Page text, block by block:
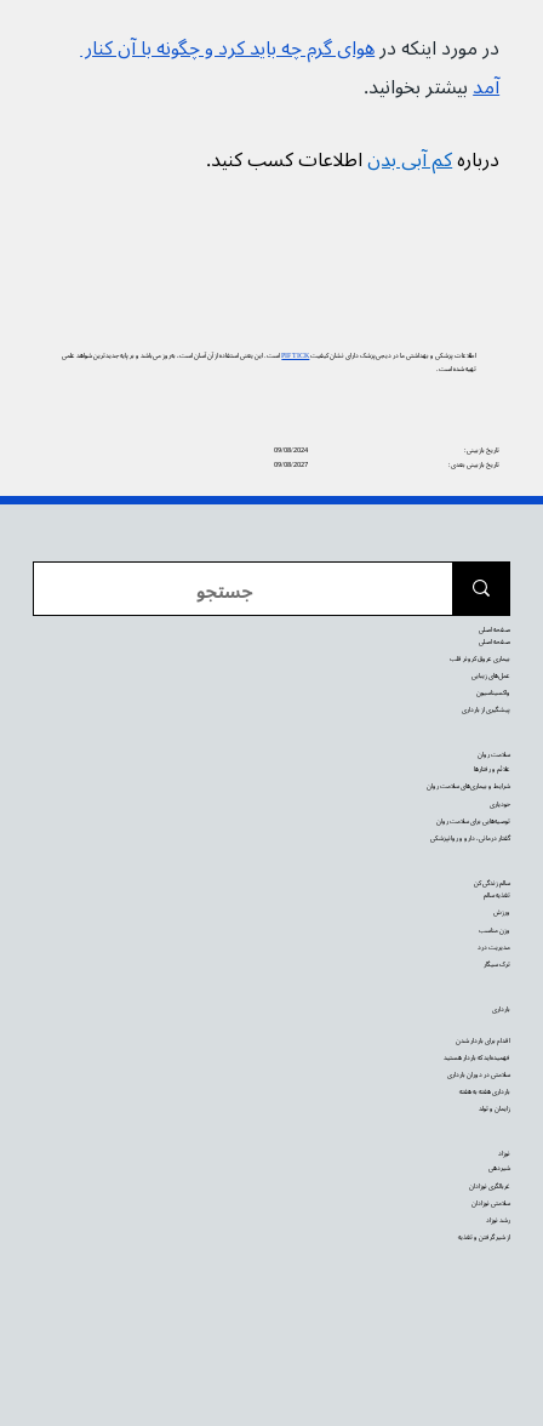
در مورد اینکه در هوای گرم چه باید کرد و چگونه با آن کنار
آمد بیشتر بخوانید.
درباره کم آبی بدن اطلاعات کسب کنید.
اطلاعات پزشکی و بهداشتی ما در دیجی‌پزشک دارای نشان کیفیتPIF TICKاست. این یعنی استفاده از آن آسان است، به‌روز می‌باشد و بر پایه جدیدترین شواهد علمی
تهیه شده است.
09/08/2024
تاریخ بازبینی:
09/08/2027
تاریخ بازبینی بعدی:
نوزاد
شیردهی
غربالگری نوزادان
سلامتی نوزادان
رشد نوزاد
از شیر گرفتن و تغذیه
بارداری
اقدام برای باردار شدن
فهمیده‌اید که باردار هستید
سلامتی در دوران بارداری
بارداری هفته به هفته
زایمان و تولد
سالم زندگی کن
تغذیه سالم
ورزش
وزن مناسب
مدیریت درد
ترک سیگار
سلامت روان
علائم و رفتارها
شرایط و بیماری‌های سلامت روان
خودیاری
توصیه‌‌هایی برای سلامت روان
گفتار درمانی، دارو و روانپزشکی
صفحه اصلی
صفحه اصلی
بیماری عروق کرونر قلب
عمل‌های زیبایی
واکسیناسیون
پیشگیری از بارداری